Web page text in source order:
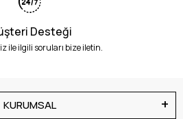
Desteği
ile ilgili soruları bize iletin.
KURUMSAL